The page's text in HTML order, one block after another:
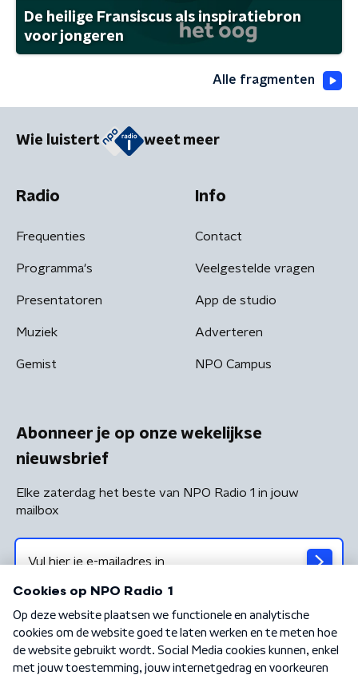
De heilige Fransiscus als inspiratiebron
voor jongeren
Alle fragmenten
Wie luistert weet meer
Radio
Frequenties
Programma's
Presentatoren
Muziek
Gemist
Info
Contact
Veelgestelde vragen
App de studio
Adverteren
NPO Campus
Abonneer je op onze wekelijkse
nieuwsbrief
Elke zaterdag het beste van NPO Radio 1 in jouw
mailbox
Algemene voorwaarden